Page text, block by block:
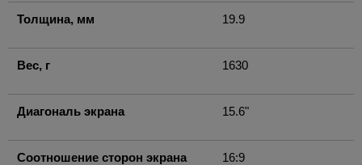
Толщина, мм 19.9
Вес, г 1630
Диагональ экрана 15.6"
Соотношение сторон экрана 16:9